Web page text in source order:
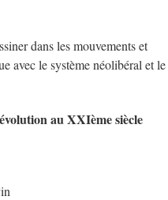
dans les mouvements et
avec le système néolibéral et le
au XXIème siècle